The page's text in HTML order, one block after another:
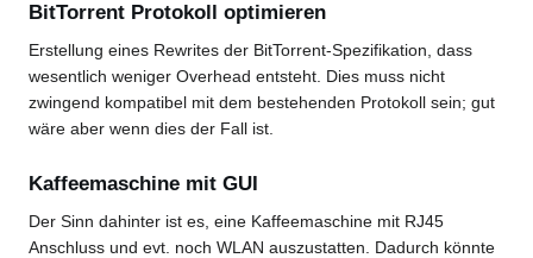
BitTorrent Protokoll optimieren
Erstellung eines Rewrites der BitTorrent-Spezifikation, dass
wesentlich weniger Overhead entsteht. Dies muss nicht
zwingend kompatibel mit dem bestehenden Protokoll sein; gut
wäre aber wenn dies der Fall ist.
Kaffeemaschine mit GUI
Der Sinn dahinter ist es, eine Kaffeemaschine mit RJ45
Anschluss und evt. noch WLAN auszustatten. Dadurch könnte